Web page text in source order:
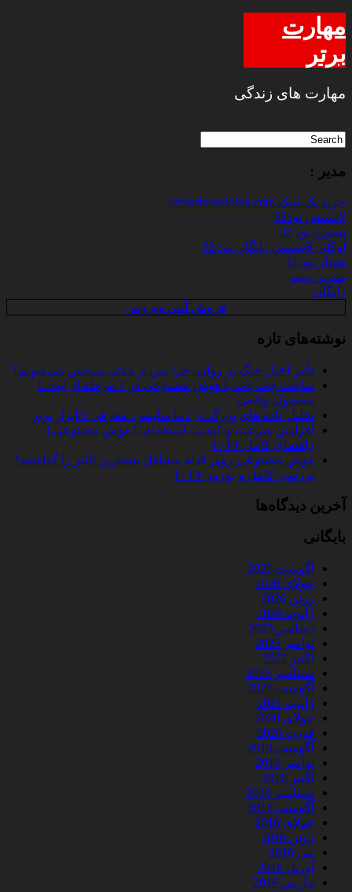
مهارت
برتر
مهارت های زندگی
مدیر :
خرید بک لینک behtarinbacklink.com
لایسنس نود32
پسورد نود 32
اوکلی لایسنس رایگان نود 32
همیار نود 32
بهترین سئو
رایگان
فروش آنتی ویروس
نوشته‌های تازه
تأثیر اخبار جنگ بر روان؛ چرا پس از مدتی بی‌حس می‌شویم؟
ساخت چت‌ بات با هوش مصنوعی در 7 مرحله از ایده تا
محصول واقعی
تحلیل داده‌ های بزرگ در دیتا ساینس: معرفی 5 ابزار برتر
افزایش سرعت و کیفیت استخدام با هوش مصنوعی |
راهنمای کامل ۲۰۲۶
هوش مصنوعی روی کدام مشاغل بیشترین تأثیر را گذاشته؟
بررسی کامل و به‌روز ۲۰۲۶
آخرین دیدگاه‌ها
بایگانی
آگوست 2026
جولای 2026
ژوئن 2026
ژانویه 2026
دسامبر 2025
نوامبر 2025
اکتبر 2025
سپتامبر 2025
آگوست 2025
ژانویه 2021
جولای 2020
فوریه 2020
آگوست 2019
نوامبر 2016
اکتبر 2016
سپتامبر 2016
آگوست 2016
جولای 2016
ژوئن 2016
می 2016
آوریل 2016
مارس 2016